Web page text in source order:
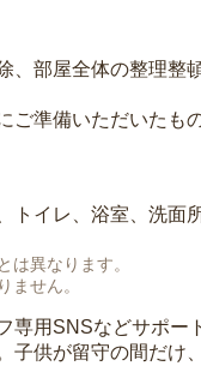
部屋全体の整理整
準備いただいたも
トイレ、浴室、洗面
異なります。
ません。
専用SNSなどサポー
供が留守の間だけ